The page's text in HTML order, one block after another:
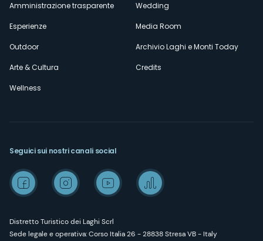
Amministrazione trasparente
Esperienze
Outdoor
Arte & Cultura
Wellness
Wedding
Media Room
Archivio Laghi e Monti Today
Credits
Distretto Turistico dei Laghi Scrl
Sede legale e operativa: Corso Italia 26 - 28838 Stresa VB - Italy
Seguici sui nostri canali social